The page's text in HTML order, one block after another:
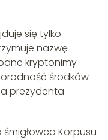
się tylko
nazwę
kryptonimy
środków
prezydenta
Korpusu